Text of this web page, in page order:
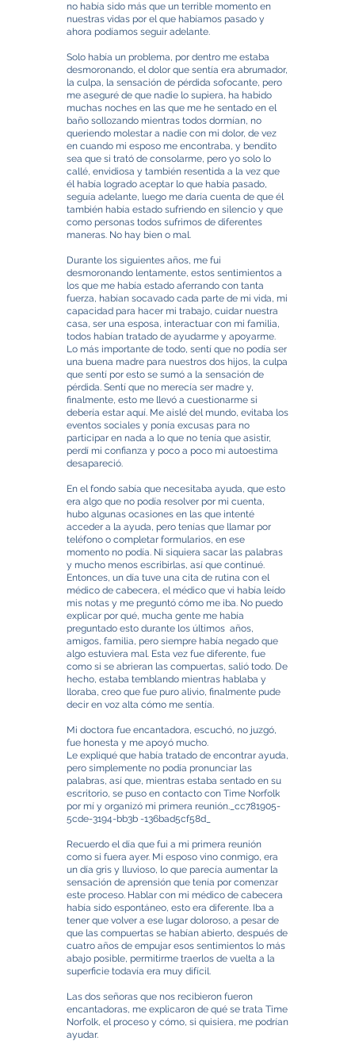
no había sido más que un terrible momento en
nuestras vidas por el que habíamos pasado y
ahora podíamos seguir adelante.
Solo había un problema, por dentro me estaba
desmoronando, el dolor que sentía era abrumador,
la culpa, la sensación de pérdida sofocante, pero
me aseguré de que nadie lo supiera, ha habido
muchas noches en las que me he sentado en el
baño sollozando mientras todos dormían, no
queriendo molestar a nadie con mi dolor, de vez
en cuando mi esposo me encontraba, y bendito
sea que si trató de consolarme, pero yo solo lo
callé, envidiosa y también resentida a la vez que
él había logrado aceptar lo que había pasado,
seguía adelante, luego me daría cuenta de que él
también había estado sufriendo en silencio y que
como personas todos sufrimos de diferentes
maneras. No hay bien o mal.
Durante los siguientes años, me fui
desmoronando lentamente, estos sentimientos a
los que me había estado aferrando con tanta
fuerza, habían socavado cada parte de mi vida, mi
capacidad para hacer mi trabajo, cuidar nuestra
casa, ser una esposa, interactuar con mi familia,
todos habían tratado de ayudarme y apoyarme.
Lo más importante de todo, sentí que no podía ser
una buena madre para nuestros dos hijos, la culpa
que sentí por esto se sumó a la sensación de
pérdida. Sentí que no merecía ser madre y,
finalmente, esto me llevó a cuestionarme si
debería estar aquí. Me aislé del mundo, evitaba los
eventos sociales y ponía excusas para no
participar en nada a lo que no tenía que asistir,
perdí mi confianza y poco a poco mi autoestima
desapareció.
En el fondo sabía que necesitaba ayuda, que esto
era algo que no podía resolver por mi cuenta,
hubo algunas ocasiones en las que intenté
acceder a la ayuda, pero tenías que llamar por
teléfono o completar formularios, en ese
momento no podía. Ni siquiera sacar las palabras
y mucho menos escribirlas, así que continué.
Entonces, un día tuve una cita de rutina con el
médico de cabecera, el médico que vi había leído
mis notas y me preguntó cómo me iba. No puedo
explicar por qué, mucha gente me había
preguntado esto durante los últimos años,
amigos, familia, pero siempre había negado que
algo estuviera mal. Esta vez fue diferente, fue
como si se abrieran las compuertas, salió todo. De
hecho, estaba temblando mientras hablaba y
lloraba, creo que fue puro alivio, finalmente pude
decir en voz alta cómo me sentía.
Mi doctora fue encantadora, escuchó, no juzgó,
fue honesta y me apoyó mucho.
Le expliqué que había tratado de encontrar ayuda,
pero simplemente no podía pronunciar las
palabras, así que, mientras estaba sentado en su
escritorio, se puso en contacto con Time Norfolk
por mí y organizó mi primera reunión._cc781905-
5cde-3194-bb3b -136bad5cf58d_
Recuerdo el día que fui a mi primera reunión
como si fuera ayer. Mi esposo vino conmigo, era
un día gris y lluvioso, lo que parecía aumentar la
sensación de aprensión que tenía por comenzar
este proceso. Hablar con mi médico de cabecera
había sido espontáneo, esto era diferente. Iba a
tener que volver a ese lugar doloroso, a pesar de
que las compuertas se habían abierto, después de
cuatro años de empujar esos sentimientos lo más
abajo posible, permitirme traerlos de vuelta a la
superficie todavía era muy difícil.
Las dos señoras que nos recibieron fueron
encantadoras, me explicaron de qué se trata Time
Norfolk, el proceso y cómo, si quisiera, me podrían
ayudar.